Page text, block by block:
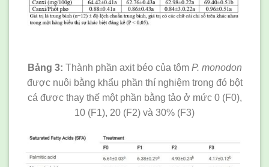
Bảng 3: Thành phần axit béo của tôm P. monodon
được nuôi bằng khẩu phần thí nghiệm trong đó bột
cá được thay thế một phần bằng tảo ở mức 0 (F0),
10 (F1), 20 (F2) và 30% (F3)